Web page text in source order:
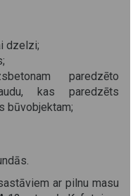
dzelzi;
paredzēto
kas paredzēts
būvobjektam;
ar pilnu masu